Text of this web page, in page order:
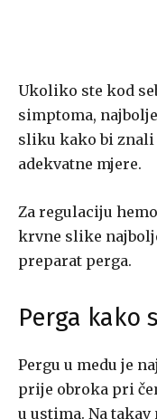
Ukoliko ste kod
simptoma,
sliku kako bi znali
adekvatne mjere.
Za regulaciju
krvne slike
preparat perga.
Perga kako
Pergu u medu je
prije obroka pri
u ustima. Na